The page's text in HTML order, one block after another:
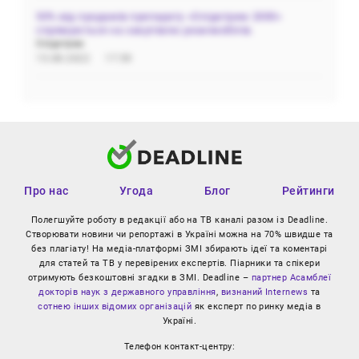
50% від продажів препарату «Олідетрим 2000»
спрямуються на закупівлю реанімобілів.
Олідетрим
Про нас Угода Блог Рейтинги
Полегшуйте роботу в редакції або на ТВ каналі разом із Deadline.
Створювати новини чи репортажі в Україні можна на 70% швидше та
без плагіату! На медіа-платформі ЗМІ збирають ідеї та коментарі
для статей та ТВ у перевірених експертів. Піарники та спікери
отримують безкоштовні згадки в ЗМІ. Deadline – партнер Асамблеї
докторів наук з державного управління, визнаний Internews та
сотнею інших відомих організацій як експерт по ринку медіа в
Україні.
Телефон контакт-центру: